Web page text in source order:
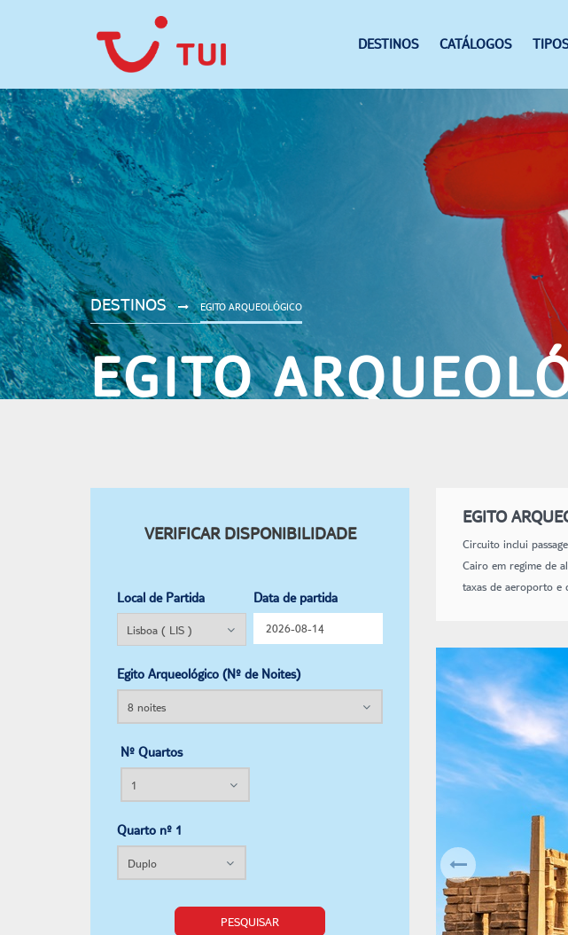
DESTINOS CATÁLOGOS
DESTINOS EGITO ARQUEOLÓGICO
EGITO
EGITO
Circuito inclui
Cairo em regime de
taxas de aeroporto e
VERIFICAR DISPONIBILIDADE
Local de Partida Data de partida
Egito Arqueológico (Nº de Noites)
Nº Quartos
Quarto nº 1
PESQUISAR